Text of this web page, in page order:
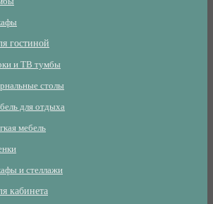
гостиной
и ТВ тумбы
столы
для отдыха
мебель
и стеллажи
кабинета